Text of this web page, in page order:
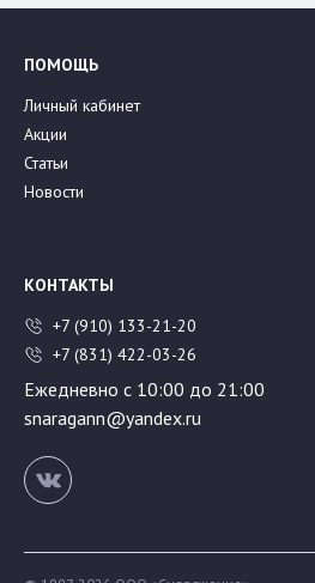
ПОМОЩЬ
Личный кабинет
Акции
Статьи
Новости
КОНТАКТЫ
+7 (910) 133-21-20
+7 (831) 422-03-26
Ежедневно с 10:00 до 21:00
snaragann@yandex.ru